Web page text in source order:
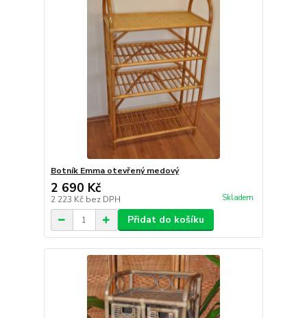
Botník Emma otevřený medový
2 690 Kč
2 223 Kč bez DPH Skladem
Přidat do košíku